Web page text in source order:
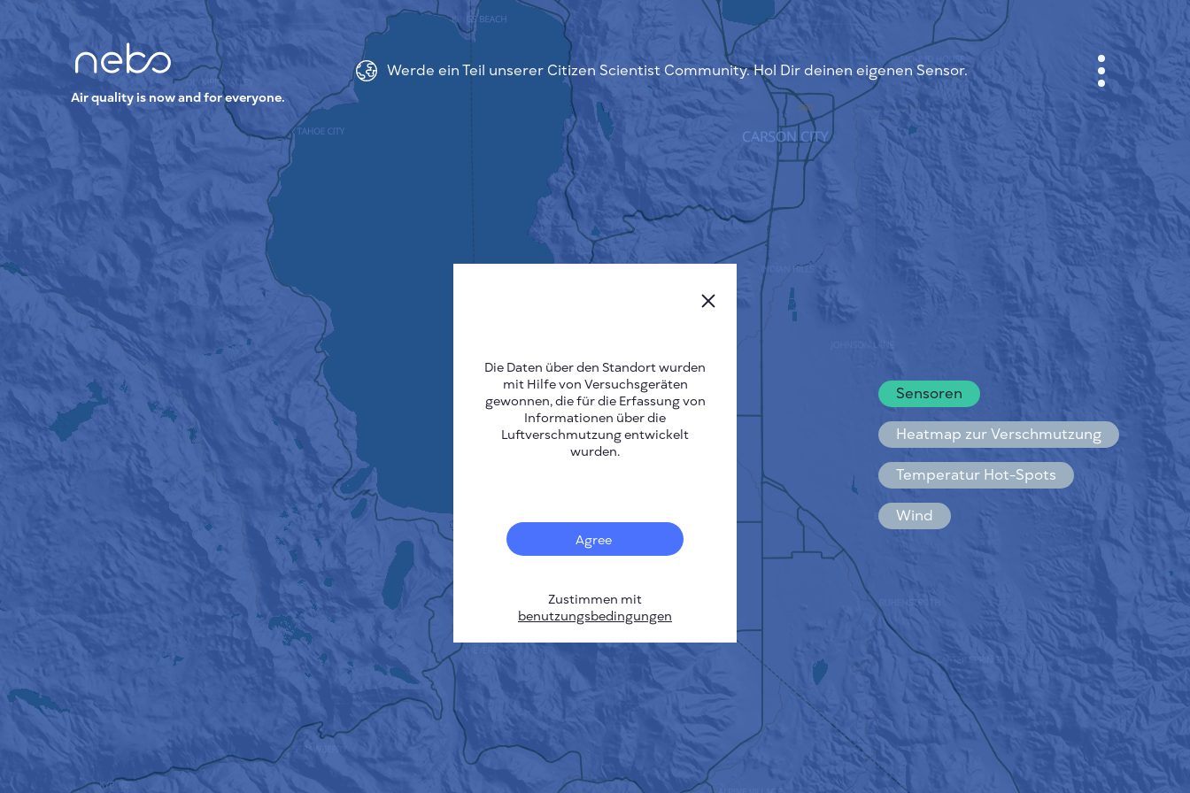
Air quality is now and for everyone.
Werde ein Teil unserer Citizen Scientist Community. Hol Dir deinen eigenen Sensor.
Sensoren
Heatmap zur Verschmutzung
Temperatur Hot-Spots
Wind
ANMELDEN
STADTPLAN
SENSOR NEBO
ÜBER UNS
SPRACHE DER SEITE
English
Česky
Deutsch
Español
Français
DATENSCHUTZBESTIMMUNGEN
BEDINGUNGEN UND KONDITIONEN
INSTALLATIONSANLEITUNG
API
Die Daten über den Standort wurden
mit Hilfe von Versuchsgeräten
gewonnen, die für die Erfassung von
Informationen über die
Luftverschmutzung entwickelt
wurden.
Agree
Zustimmen mit
benutzungsbedingungen